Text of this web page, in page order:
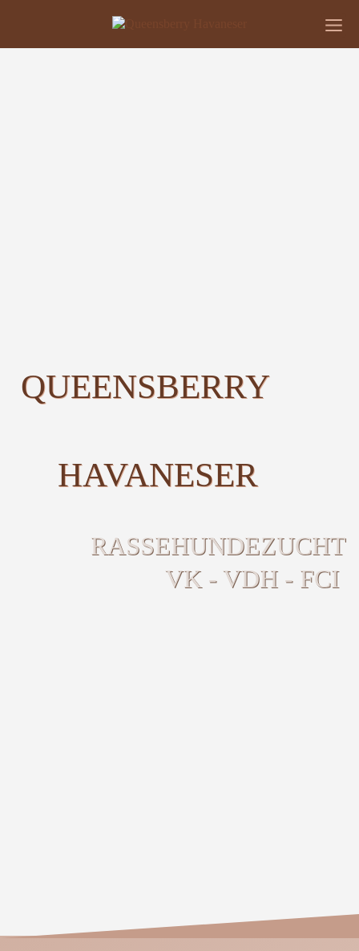
QUEENSBERRY
HAVANESER
RASSEHUNDEZUCHT
VK - VDH - FCI